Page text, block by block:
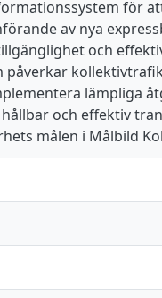
för
av nya
och
lämpliga
och effektiv
målen i Målbild